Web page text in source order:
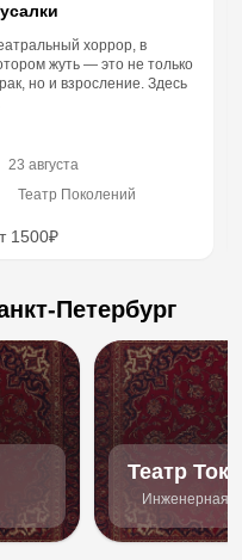
хоррор, в
жуть — это не только
но и взросление. Здесь
23 августа
Театр Поколений
1500₽
Петербург
Театр Ток
Инженерная